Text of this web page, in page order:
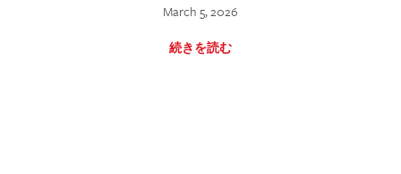
March 5, 2026
続きを読む